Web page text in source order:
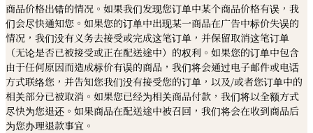
商品价格出错的情况。如果我们发现您订单中某个商品价格有误，我
们会尽快通知您。如果您的订单中出现某一商品在广告中标价失误的
情况，我们没有义务去接受或完成这笔订单，并保留取消这笔订单
（无论是否已被接受或正在配送途中）的权利。如果您的订单中包含
由于任何原因而造成标价有误的商品，我们将会通过电子邮件或电话
方式联络您，并告知您我们没有接受您的订单，以及/或者您订单中的
相关部分已被取消。如果您已经为相关商品付款，我们将以全额方式
尽快为您退还。如果商品在配送途中被召回，我们将会在收到商品后
为您办理退款事宜。